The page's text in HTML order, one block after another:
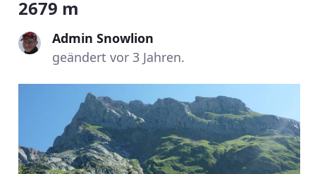
2679 m
Admin Snowlion
geändert vor 3 Jahren.